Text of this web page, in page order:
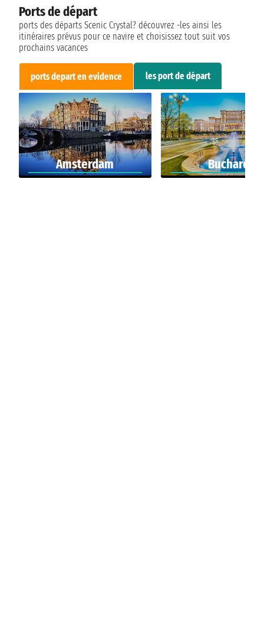
Ports de départ
ports des départs Scenic Crystal? découvrez -les ainsi les
itinéraires prévus pour ce navire et choisissez tout suit vos
prochains vacances
ports depart en evidence les port de départ
Amsterdam Bucharest